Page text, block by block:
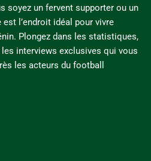
soyez un fervent supporter ou un
l’endroit idéal pour vivre
Plongez dans les statistiques,
interviews exclusives qui vous
les acteurs du football